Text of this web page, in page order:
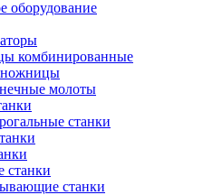
оборудование
комбинированные
ножницы
молоты
станки
станки
станки